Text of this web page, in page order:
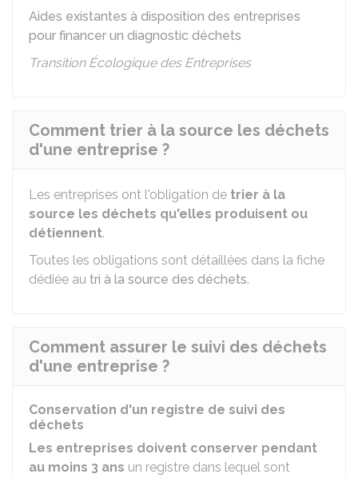
Aides existantes à disposition des entreprises
pour financer un diagnostic déchets
Transition Écologique des Entreprises
Comment trier à la source les déchets
d'une entreprise ?
Les entreprises ont l'obligation de trier à la
source les déchets qu'elles produisent ou
détiennent.
Toutes les obligations sont détaillées dans la fiche
dédiée au tri à la source des déchets.
Comment assurer le suivi des déchets
d'une entreprise ?
Conservation d'un registre de suivi des
déchets
Les entreprises doivent conserver pendant
au moins 3 ans un registre dans lequel sont